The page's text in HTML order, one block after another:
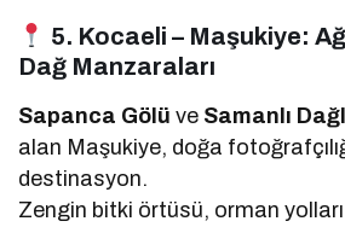
5. Kocaeli – Maşukiye:
Dağ Manzaraları
Sapanca Gölü ve Samanlı
alan Maşukiye, doğa
destinasyon.
Zengin bitki örtüsü, orman